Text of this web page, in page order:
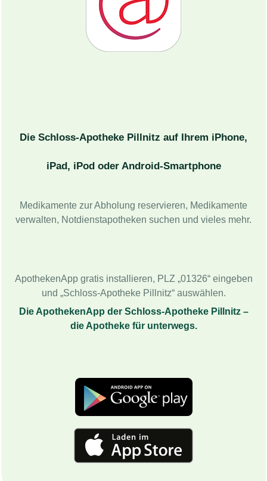
Die Schloss-Apotheke Pillnitz auf Ihrem iPhone,
iPad, iPod oder Android-Smartphone
Medikamente zur Abholung reservieren, Medikamente
verwalten, Notdienstapotheken suchen und vieles mehr.
ApothekenApp gratis installieren, PLZ „01326“ eingeben
und „Schloss-Apotheke Pillnitz“ auswählen.
Die ApothekenApp der Schloss-Apotheke Pillnitz –
die Apotheke für unterwegs.